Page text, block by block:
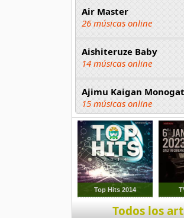
Air Master
26 músicas online
Aishiteruze Baby
14 músicas online
Ajimu Kaigan
15 músicas online
Akahori Gedou Hour
29 músicas online
Akane Iro Ni Samoru
26 músicas online
Akb0048
Top Hits 2014
Todos los